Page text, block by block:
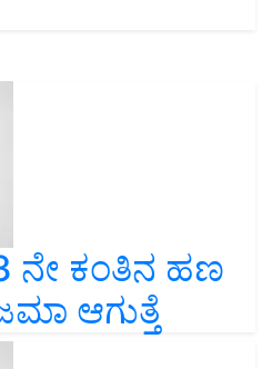
ನೇ ಕಂತಿನ ಹಣ
ಆಗುತ್ತೆ